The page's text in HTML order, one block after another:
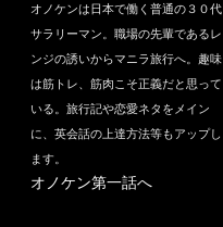
オノケンは日本で働く普通の３０代
サラリーマン。職場の先輩であるレ
ンジの誘いからマニラ旅行へ。趣味
は筋トレ、筋肉こそ正義だと思って
いる。旅行記や恋愛ネタをメイン
に、英会話の上達方法等もアップし
ます。
オノケン第一話へ